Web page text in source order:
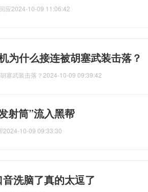
应2024-10-09 11:06:42
为什么接连被胡塞武装击落？
塞武装击落？ 2024-10-09 09:39:42
射筒”流入黑帮
2024-10-09 09:33:30
洗脑了真的太逗了